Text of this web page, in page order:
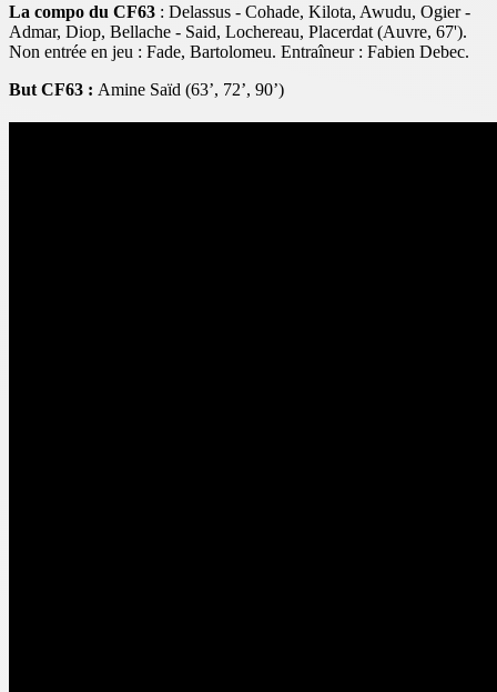
La compo du CF63 : Delassus - Cohade, Kilota, Awudu, Ogier -
Admar, Diop, Bellache - Said, Lochereau, Placerdat (Auvre, 67').
Non entrée en jeu : Fade, Bartolomeu. Entraîneur : Fabien Debec.
But CF63 : Amine Saïd (63’, 72’, 90’)